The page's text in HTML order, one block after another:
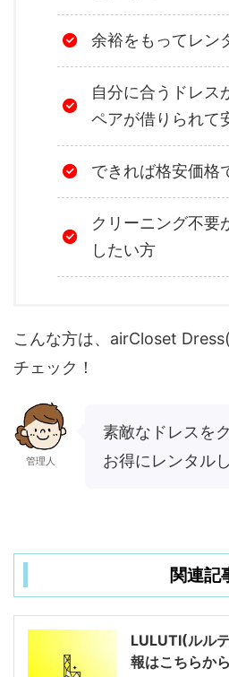
余裕をもってレン
自分に合うドレス
ペアが借りられて
できれば格安価格
クリーニング不要
したい方
こんな方は、airCloset
チェック！
管理人
素敵なドレスを
お得にレンタル
関連記
LULUTI(ルル
報はこちらから